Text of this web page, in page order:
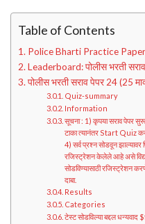
Table of Contents
Police Bharti Practice Paper
Leaderboard: पोलीस भरती
पोलीस भरती सराव पेपर 24 (25
Quiz-summary
Information
सूचना : 1) कृपया सराव पेपर
टाका त्यानंतर Start Quiz
4) सर्व प्रश्न सोडवून झाल्यावर
रजिस्ट्रेशन केलेले आहे असे
सोडविण्यासाठी रजिस्ट्रेशन
दाबा.
Results
Categories
टेस्ट सोडविल्या बद्दल